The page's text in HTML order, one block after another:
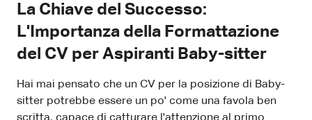
La Chiave del Successo:
L'Importanza della Formattazione
del CV per Aspiranti Baby-sitter
Hai mai pensato che un CV per la posizione di Baby-
sitter potrebbe essere un po' come una favola ben